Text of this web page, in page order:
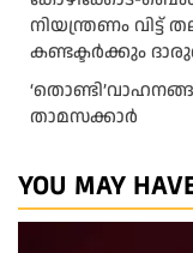
നിയന്ത്രണം വിട്ട്
കണ്ടക്ടർക്കും
താമസക്കാർ
YOU MAY